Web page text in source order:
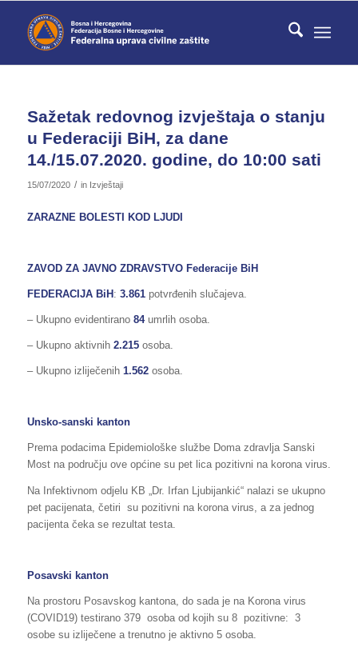
Sažetak redovnog izvještaja o stanju
u Federaciji BiH, za dane
14./15.07.2020. godine, do 10:00 sati
15/07/2020 / in Izvještaji
ZARAZNE BOLESTI KOD LJUDI
ZAVOD ZA JAVNO ZDRAVSTVO Federacije BiH
FEDERACIJA BiH : 3.861 potvrđenih slučajeva.
– Ukupno evidentirano 84umrlih osoba.
– Ukupno aktivnih 2.215osoba.
– Ukupno izliječenih 1.562osoba.
Unsko-sanski kanton
Prema podacima Epidemiološke službe Doma zdravlja Sanski
Most na području ove općine su pet lica pozitivni na korona virus.
Na Infektivnom odjelu KB „Dr. Irfan Ljubijankić“ nalazi se ukupno
pet pacijenata, četiri su pozitivni na korona virus, a za jednog
pacijenta čeka se rezultat testa.
Posavski kanton
Na prostoru Posavskog kantona, do sada je na Korona virus
(COVID19) testirano 379 osoba od kojih su 8 pozitivne: 3
osobe su izliječene a trenutno je aktivno 5 osoba.